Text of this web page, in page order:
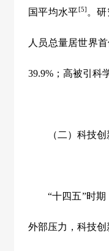
国平均水平[5] 。
人员总量居世界
39.9% ；高被引科
（二）科技创
“十四五”时期
外部压力，科技